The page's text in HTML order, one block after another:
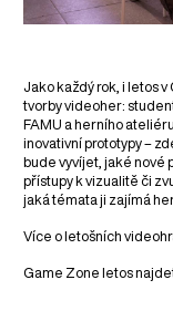
Jako každý rok, i letos
tvorby videoher:
FAMU a herního
inovativní prototypy –
bude vyvíjet, jaké nové
přístupy k vizualitě či
jaká témata ji zajímá
Více o letošních
Game Zone letos